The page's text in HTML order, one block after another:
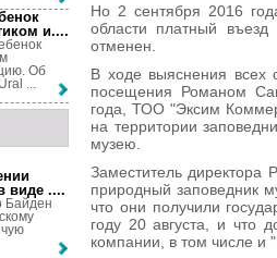
Но 2 сентября 2016
области платный
отменен.
В ходе выяснения всех
посещения Романом
года, ТОО "Эксим
на территории
музею.
Заместитель директора
природный заповедник
что они получили
году 20 августа, и что
компании, в том числе и
и....
Об
...
виде ....
Байден